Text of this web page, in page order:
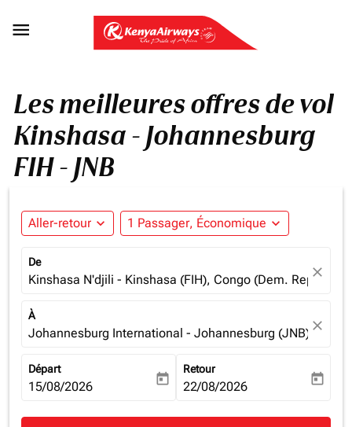

Les meilleures offres de vol
Kinshasa - Johannesburg
FIH - JNB
Aller-retour expand_more 1 Passager, Économique expand_more
De
Kinshasa N'djili - Kinshasa (FIH), Congo (Dem. Rep.)
close
À
Johannesburg International - Johannesburg (JNB),close
Départ
fc-booking-departure-date-aria-label
15/08/2026 today
Retour
fc-booking-return-date-aria-
22/08/2026 today